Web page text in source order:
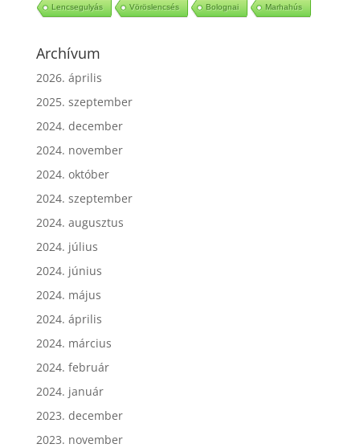
Lencsegulyás Vöröslencsés Bolognai Marhahús
Archívum
2026. április
2025. szeptember
2024. december
2024. november
2024. október
2024. szeptember
2024. augusztus
2024. július
2024. június
2024. május
2024. április
2024. március
2024. február
2024. január
2023. december
2023. november